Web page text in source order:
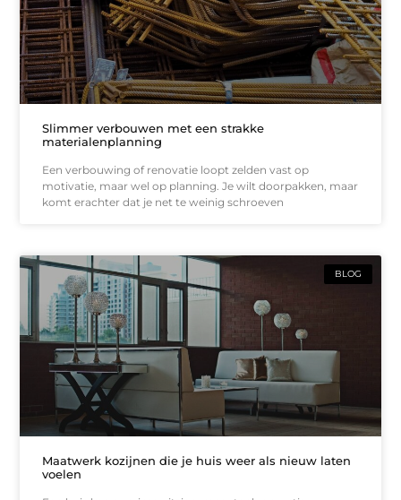
Slimmer verbouwen met een strakke
materialenplanning
Een verbouwing of renovatie loopt zelden vast op
motivatie, maar wel op planning. Je wilt doorpakken, maar
komt erachter dat je net te weinig schroeven
BLOG
Maatwerk kozijnen die je huis weer als nieuw laten
voelen